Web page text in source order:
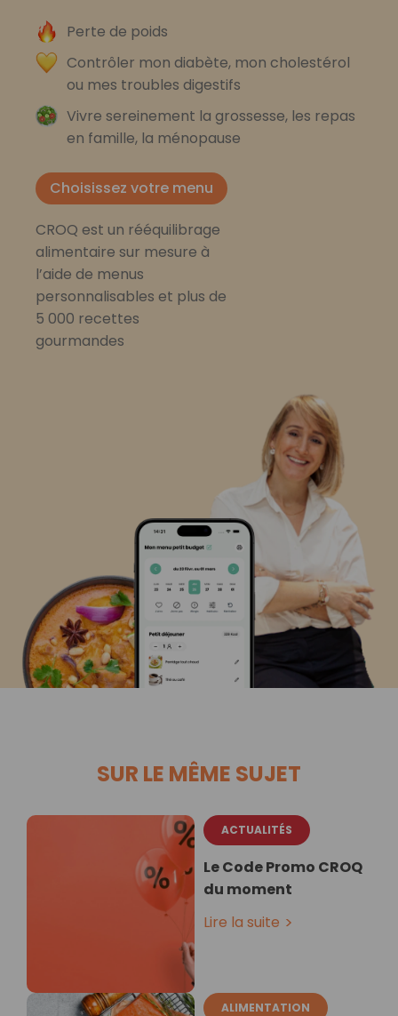
Perte de poids
Contrôler mon diabète, mon cholestérol
ou mes troubles digestifs
Vivre sereinement la grossesse, les repas
en famille, la ménopause
Choisissez votre menu
CROQ est un rééquilibrage
alimentaire sur mesure à
l’aide de menus
personnalisables et plus de
5 000 recettes
gourmandes
SUR LE MÊME SUJET
ACTUALITÉS
Le Code Promo CROQ
du moment
Lire la suite
ALIMENTATION